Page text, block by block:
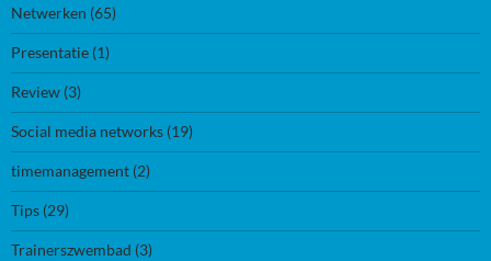
Netwerken (65)
Presentatie (1)
Review (3)
Social media networks (19)
timemanagement (2)
Tips (29)
Trainerszwembad (3)